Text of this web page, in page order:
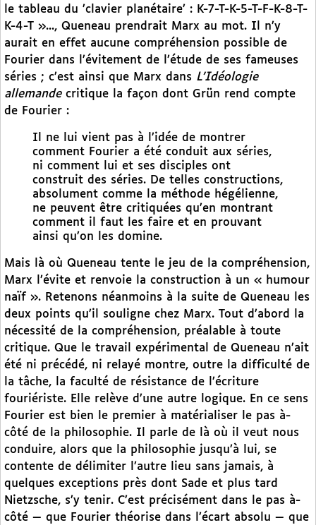
le tableau du ’clavier planétaire’ : K-7-T-K-5-T-F-K-8-T-
K-4-T »..., Queneau prendrait Marx au mot. Il n’y
aurait en effet aucune compréhension possible de
Fourier dans l’évitement de l’étude de ses fameuses
séries ; c’est ainsi que Marx dans L’Idéologie
allemandecritique la façon dont Grün rend compte
de Fourier :
Il ne lui vient pas à l’idée de montrer
comment Fourier a été conduit aux séries,
ni comment lui et ses disciples ont
construit des séries. De telles constructions,
absolument comme la méthode hégélienne,
ne peuvent être critiquées qu’en montrant
comment il faut les faire et en prouvant
ainsi qu’on les domine.
Mais là où Queneau tente le jeu de la compréhension,
Marx l’évite et renvoie la construction à un « humour
naïf ». Retenons néanmoins à la suite de Queneau les
deux points qu’il souligne chez Marx. Tout d’abord la
nécessité de la compréhension, préalable à toute
critique. Que le travail expérimental de Queneau n’ait
été ni précédé, ni relayé montre, outre la difficulté de
la tâche, la faculté de résistance de l’écriture
fouriériste. Elle relève d’une autre logique. En ce sens
Fourier est bien le premier à matérialiser le pas à-
côté de la philosophie. Il parle de là où il veut nous
conduire, alors que la philosophie jusqu’à lui, se
contente de délimiter l’autre lieu sans jamais, à
quelques exceptions près dont Sade et plus tard
Nietzsche, s’y tenir. C’est précisément dans le pas à-
côté — que Fourier théorise dans l’écart absolu — que